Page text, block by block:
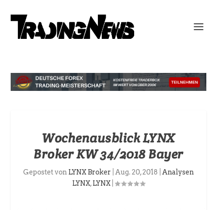
Wochenausblick LYNX
Broker KW 34/2018 Bayer
Gepostet von LYNX Broker Aug. 20, 2018
Analysen
LYNX,LYNX